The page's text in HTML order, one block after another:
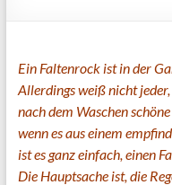
Ein Faltenrock ist in der
Allerdings weiß nicht
nach dem Waschen
wenn es aus einem
ist es ganz einfach, einen
Die Hauptsache ist, die